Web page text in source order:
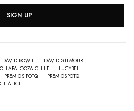
SIGN UP
DAVID BOWIE
DAVID GILMOUR
CHILE
LUCYBELL
PREMIOS POTQ
PREMIOSPOTQ
ALICE